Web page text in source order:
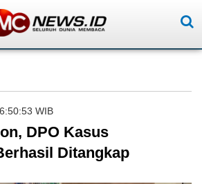
WIB
DPO Kasus
Ditangkap